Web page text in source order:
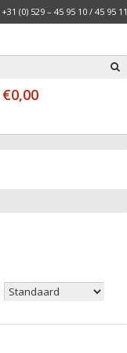
+31 (0) 529 – 45 95 10 / 45 95 11
€0,00